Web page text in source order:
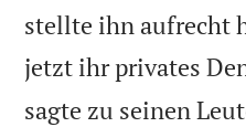
stellte ihn aufrecht
jetzt ihr privates
sagte zu seinen